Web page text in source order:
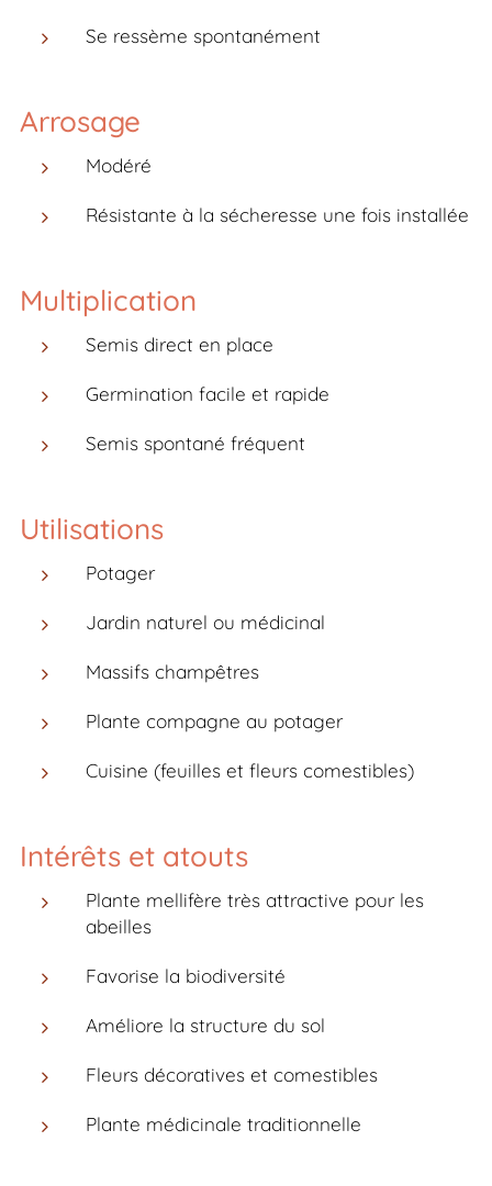
Se ressème spontanément
Arrosage
Modéré
Résistante à la sécheresse une fois installée
Multiplication
Semis direct en place
Germination facile et rapide
Semis spontané fréquent
Utilisations
Potager
Jardin naturel ou médicinal
Massifs champêtres
Plante compagne au potager
Cuisine (feuilles et fleurs comestibles)
Intérêts et atouts
Plante mellifère très attractive pour les
abeilles
Favorise la biodiversité
Améliore la structure du sol
Fleurs décoratives et comestibles
Plante médicinale traditionnelle